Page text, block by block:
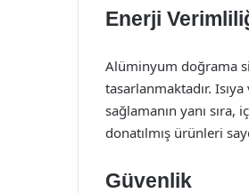
Enerji
Alüminyum doğrama
tasarlanmaktadır.
sağlamanın yanı
donatılmış ürünleri
Güvenlik